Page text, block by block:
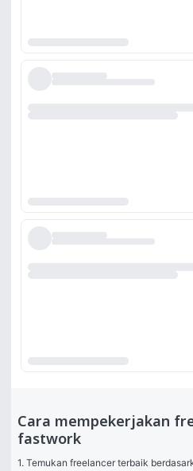
Cara mempekerjakan
fastwork
1. Temukan freelancer terbaik